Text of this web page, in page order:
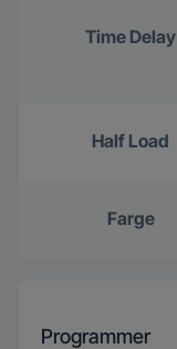
Time Delay
Half Load
Farge
Programmer